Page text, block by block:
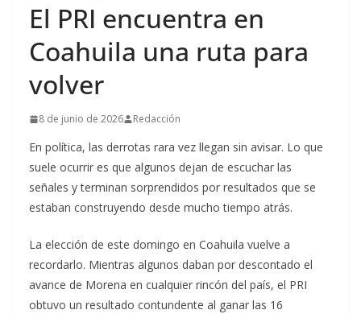
El PRI encuentra en
Coahuila una ruta para
volver
8 de junio de 2026 Redacción
En política, las derrotas rara vez llegan sin avisar. Lo que
suele ocurrir es que algunos dejan de escuchar las
señales y terminan sorprendidos por resultados que se
estaban construyendo desde mucho tiempo atrás.
La elección de este domingo en Coahuila vuelve a
recordarlo. Mientras algunos daban por descontado el
avance de Morena en cualquier rincón del país, el PRI
obtuvo un resultado contundente al ganar las 16